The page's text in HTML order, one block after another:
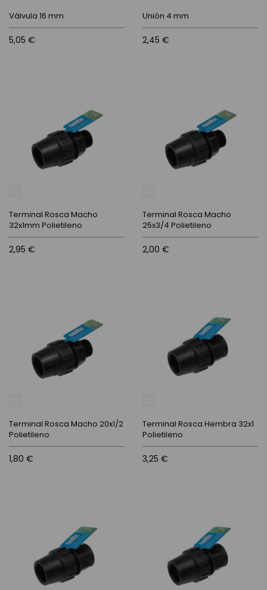
Válvula 16 mm
5,05 €
Unión 4 mm
2,45 €
Terminal Rosca Macho
32x1mm Polietileno
2,95 €
Terminal Rosca Macho
25x3/4 Polietileno
2,00 €
Terminal Rosca Macho 20x1/2
Polietileno
1,80 €
Terminal Rosca Hembra 32x1
Polietileno
3,25 €